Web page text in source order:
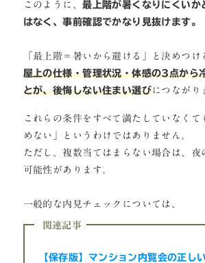
このように、最上階が暑くなりにくいか
はなく、事前確認でかなり見抜けます。
「最上階＝暑いから避ける」と決めつけ
屋上の仕様・管理状況・体感の3点から
とが、後悔しない住まい選びにつながり
これらの条件をすべて満たしていなくて
めない」というわけではありません。
ただし、複数当てはまらない場合は、夜
可能性があります。
一般的な内見チェックについては、
関連記事
【保存版】マンション内覧会の正し